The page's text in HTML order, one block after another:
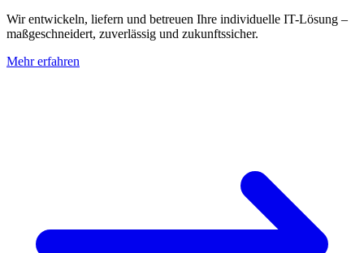
Wir entwickeln, liefern und betreuen Ihre individuelle IT-Lösung –
maßgeschneidert, zuverlässig und zukunftssicher.
Mehr erfahren